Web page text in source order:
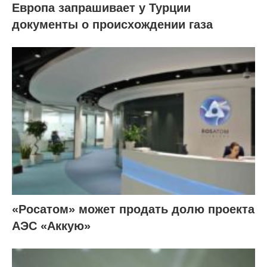
Европа запрашивает у Турции
документы о происхождении газа
«Росатом» может продать долю проекта
АЭС «Аккую»